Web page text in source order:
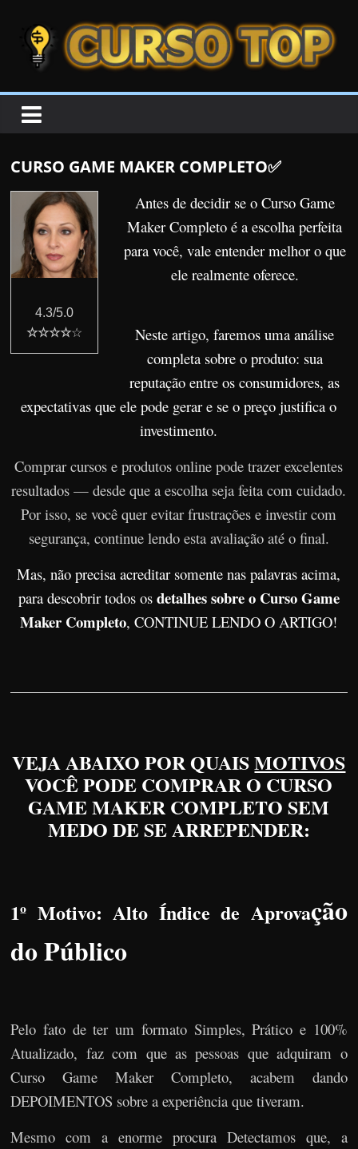
CURSOTOP
s
e
l
u
d
a
W
CURSO GAME MAKER COMPLETO✅
4.3/5.0
☆☆☆☆☆
Antes de decidir se o Curso Game
Maker Completo é a escolha perfeita
para você, vale entender melhor o que
ele realmente oferece.
Neste artigo, faremos uma análise
completa sobre o produto: sua
reputação entre os consumidores, as
expectativas que ele pode gerar e se o preço justifica o
investimento.
Comprar cursos e produtos online pode trazer excelentes
resultados — desde que a escolha seja feita com cuidado.
Por isso, se você quer evitar frustrações e investir com
segurança, continue lendo esta avaliação até o final.
Mas, não precisa acreditar somente nas palavras acima,
para descobrir todos os detalhes sobre o Curso Game
Maker Completo, CONTINUE LENDO O ARTIGO!
VEJA ABAIXO POR QUAISMOTIVOS
VOCÊ PODE COMPRAR O CURSO
GAME MAKER COMPLETO SEM
MEDO DE SE ARREPENDER:
1º Motivo: Alto Índice de Aprovação
do Público
Pelo fato de ter um formato Simples, Prático e 100%
Atualizado, faz com que as pessoas que adquiram o
Curso Game Maker Completo, acabem dando
DEPOIMENTOS sobre a experiência que tiveram.
Mesmo com a enorme procura Detectamos que, a